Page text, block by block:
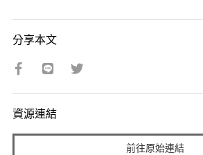
分享本文
資源連結
前往原始連結